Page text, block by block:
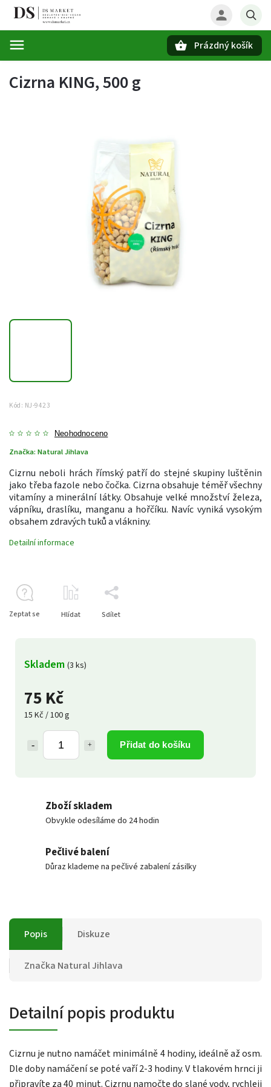
Prázdný košík
Cizrna KING, 500 g
Kód: NJ-9423
Neohodnoceno
Značka: Natural Jihlava
75 Kč
15 Kč / 100 g
Přidat do košíku
Skladem (3 ks)
Cizrnu neboli hrách římský patří do stejné skupiny luštěnin
jako třeba fazole nebo čočka. Cizrna obsahuje téměř všechny
vitamíny a minerální látky. Obsahuje velké množství železa,
vápníku, draslíku, manganu a hořčíku. Navíc vyniká vysokým
obsahem zdravých tuků a vlákniny.
Detailní informace
Zeptat se Hlídat Sdílet
Zboží skladem
Obvykle odesíláme do 24 hodin
Pečlivé balení
Důraz klademe na pečlivé zabalení zásilky
Popis Diskuze
Značka Natural Jihlava
Detailní popis produktu
Cizrnu je nutno namáčet minimálně 4 hodiny, ideálně až osm.
Dle doby namáčení se poté vaří 2-3 hodiny. V tlakovém hrnci ji
připravíte za 40 minut. Cizrnu namočte do slané vody, rychleji